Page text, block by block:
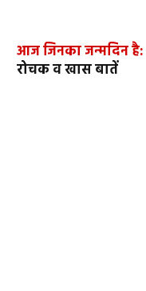
आज जिनका जन्मदिन है:
रोचक व खास बातें